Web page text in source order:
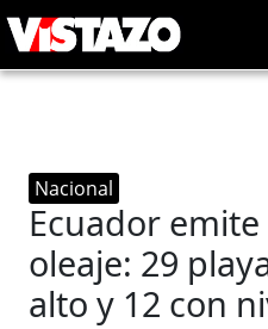
Nacional
Ecuador
oleaje: 29
alto y 12 con